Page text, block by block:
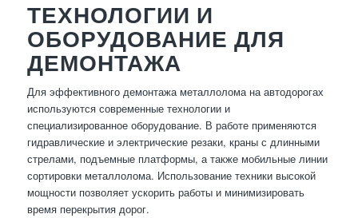
ТЕХНОЛОГИИ И
ОБОРУДОВАНИЕ ДЛЯ
ДЕМОНТАЖА
Для эффективного демонтажа металлолома на автодорогах
используются современные технологии и
специализированное оборудование. В работе применяются
гидравлические и электрические резаки, краны с длинными
стрелами, подъемные платформы, а также мобильные линии
сортировки металлолома. Использование техники высокой
мощности позволяет ускорить работы и минимизировать
время перекрытия дорог.